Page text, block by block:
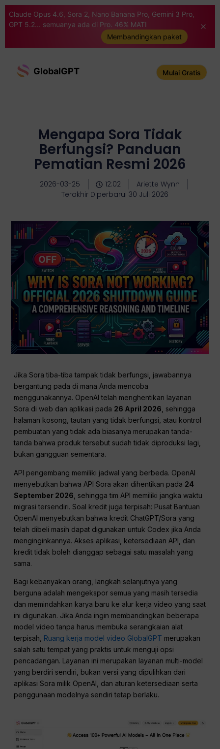
Claude Opus 4.6, Sora 2, Nano Banana Pro, Gemini 3 Pro,
GPT 5.2... semuanya ada di Pro. 46% MATI
Membandingkan paket
GlobalGPT Mulai Gratis
Mengapa Sora Tidak
Berfungsi? Panduan
Pematian Resmi 2026
2026-03-25 12:02
Ariette Wynn
Terakhir Diperbarui 30 Juli 2026
Jika Sora tiba-tiba tampak tidak berfungsi, jawabannya
bergantung pada di mana Anda mencoba
menggunakannya. OpenAI telah menghentikan layanan
Sora di web dan aplikasi pada 26 April 2026 , sehingga
halaman kosong, tautan yang tidak berfungsi, atau kontrol
pembuatan yang tidak ada biasanya merupakan tanda-
tanda bahwa produk tersebut sudah tidak diproduksi lagi,
bukan gangguan sementara.
API pengembang memiliki jadwal yang berbeda. OpenAI
menyebutkan bahwa API Sora akan dihentikan pada 24
September 2026 , sehingga tim API memiliki jangka waktu
migrasi tersendiri. Soal kredit juga terpisah: Pusat Bantuan
OpenAI menyebutkan bahwa kredit ChatGPT/Sora yang
telah dibeli masih dapat digunakan untuk Codex jika Anda
menginginkannya. Akses aplikasi, ketersediaan API, dan
kredit tidak boleh dianggap sebagai satu masalah yang
sama.
Bagi kebanyakan orang, langkah selanjutnya yang
berguna adalah mengekspor semua yang masih tersedia
dan memindahkan karya baru ke alur kerja video yang saat
ini digunakan. Jika Anda ingin membandingkan beberapa
model video tanpa harus membuka serangkaian alat
terpisah, Ruang kerja model video GlobalGPT merupakan
salah satu tempat yang praktis untuk menguji opsi
pencadangan. Layanan ini merupakan layanan multi-model
yang berdiri sendiri, bukan versi yang dipulihkan dari
aplikasi Sora milik OpenAI, dan aturan ketersediaan serta
penggunaan modelnya sendiri tetap berlaku.